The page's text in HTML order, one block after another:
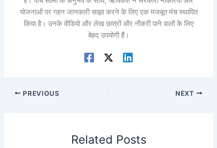
योजनाओं पर गहन जानकारी साझा करने के लिए एक मजबूत मंच स्थापित
किया है। उनके वीडियो और लेख छात्रों और नौकरी पाने वालों के लिए
बेहद उपयोगी हैं।
PREVIOUS NEXT
Related Posts